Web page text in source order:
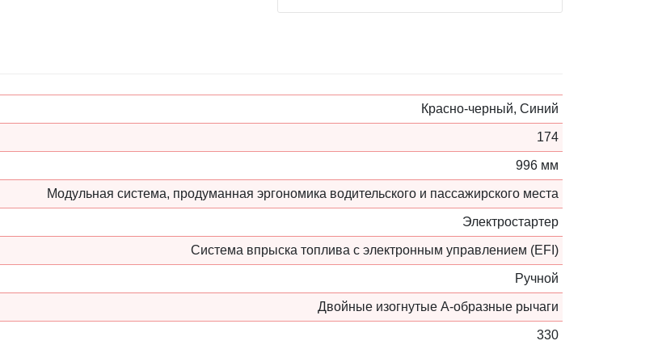
Красно-черный, Синий
174
996 мм
Модульная система, продуманная эргономика водительского и пассажирского места
Электростартер
Система впрыска топлива с электронным управлением (EFI)
Ручной
Двойные изогнутые А-образные рычаги
330